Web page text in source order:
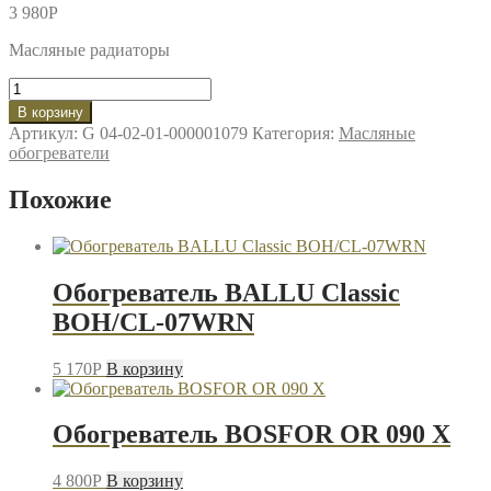
3 980P
Масляные радиаторы
Количество
товара
Обогреватель
OASIS
Pro
15
В корзину
Артикул: G 04-02-01-000001079 Категория: Масляные
обогреватели
Похожие
Обогреватель BALLU Classic
BOH/CL-07WRN
5 170P В корзину
Обогреватель BOSFOR OR 090 X
4 800P В корзину